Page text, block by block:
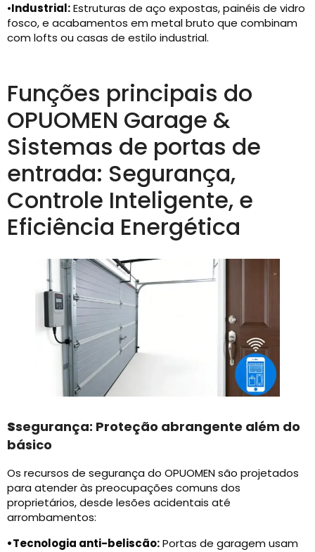
•Industrial:Estruturas de aço expostas, painéis de vidro
fosco, e acabamentos em metal bruto que combinam
com lofts ou casas de estilo industrial.
Funções principais do
OPUOMEN Garage &
Sistemas de portas de
entrada: Segurança,
Controle Inteligente, e
Eficiência Energética
Ssegurança: Proteção abrangente além do
básico
Os recursos de segurança do OPUOMEN são projetados
para atender às preocupações comuns dos
proprietários, desde lesões acidentais até
arrombamentos:
•Tecnologia anti-beliscão:Portas de garagem usam